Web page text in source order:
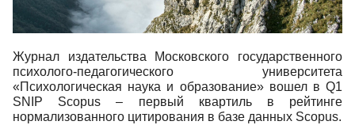
Журнал издательства Московского государственного
психолого-педагогического университета
«Психологическая наука и образование» вошел в Q1
SNIP Scopus – первый квартиль в рейтинге
нормализованного цитирования в базе данных Scopus.